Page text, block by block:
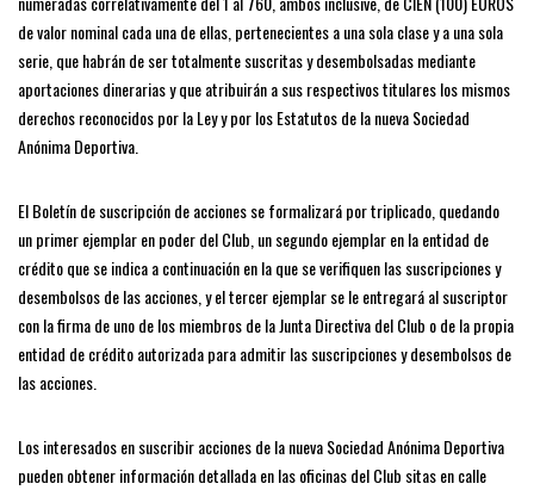
de valor nominal cada una de ellas, pertenecientes a una sola clase y a una sola
serie, que habrán de ser totalmente suscritas y desembolsadas mediante
aportaciones dinerarias y que atribuirán a sus respectivos titulares los mismos
derechos reconocidos por la Ley y por los Estatutos de la nueva Sociedad
Anónima Deportiva.
El Boletín de suscripción de acciones se formalizará por triplicado, quedando
un primer ejemplar en poder del Club, un segundo ejemplar en la entidad de
crédito que se indica a continuación en la que se verifiquen las suscripciones y
desembolsos de las acciones, y el tercer ejemplar se le entregará al suscriptor
con la firma de uno de los miembros de la Junta Directiva del Club o de la propia
entidad de crédito autorizada para admitir las suscripciones y desembolsos de
las acciones.
Los interesados en suscribir acciones de la nueva Sociedad Anónima Deportiva
pueden obtener información detallada en las oficinas del Club sitas en calle